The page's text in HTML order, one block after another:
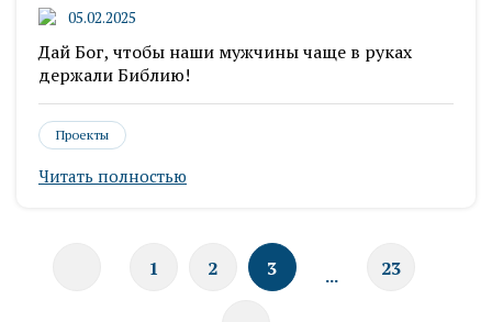
05.02.2025
Дай Бог, чтобы наши мужчины чаще в руках
держали Библию!
Проекты
Читать полностью
1 2 3 ... 23